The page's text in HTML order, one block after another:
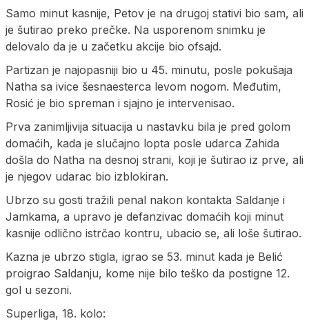
Samo minut kasnije, Petov je na drugoj stativi bio sam, ali
je šutirao preko prečke. Na usporenom snimku je
delovalo da je u začetku akcije bio ofsajd.
Partizan je najopasniji bio u 45. minutu, posle pokušaja
Natha sa ivice šesnaesterca levom nogom. Međutim,
Rosić je bio spreman i sjajno je intervenisao.
Prva zanimljivija situacija u nastavku bila je pred golom
domaćih, kada je slučajno lopta posle udarca Zahida
došla do Natha na desnoj strani, koji je šutirao iz prve, ali
je njegov udarac bio izblokiran.
Ubrzo su gosti tražili penal nakon kontakta Saldanje i
Jamkama, a upravo je defanzivac domaćih koji minut
kasnije odlično istrčao kontru, ubacio se, ali loše šutirao.
Kazna je ubrzo stigla, igrao se 53. minut kada je Belić
proigrao Saldanju, kome nije bilo teško da postigne 12.
gol u sezoni.
Superliga, 18. kolo: